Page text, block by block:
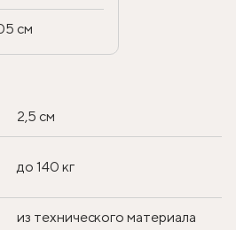
см
2,5 см
до 140 кг
из технического материала